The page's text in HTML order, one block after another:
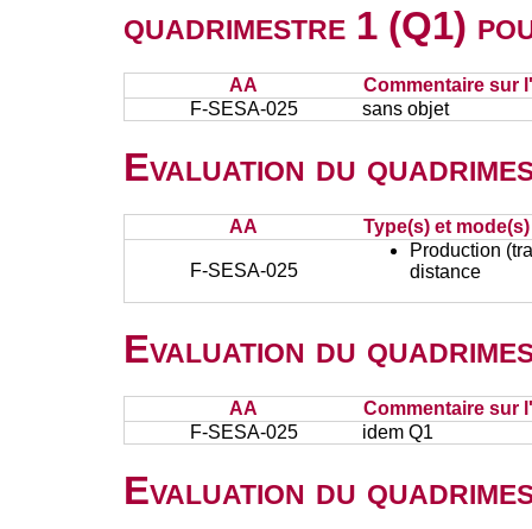
quadrimestre 1 (Q1)
AA
Commentaire sur
F-SESA-025
sans objet
Evaluation du
AA Type(s) et
F-SESA-025
Production
distance
Evaluation du
AA
Commentaire sur
F-SESA-025
idem Q1
Evaluation du